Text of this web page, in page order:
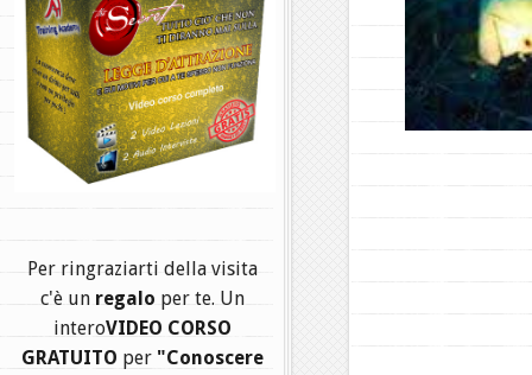
Per ringraziarti della visita
c'è un regalo per te. Un
interoVIDEO CORSO
GRATUITO per "Conoscere